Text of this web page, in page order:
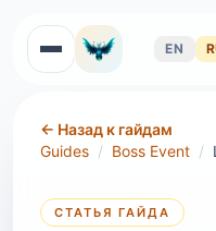
EN
← Назад к гайдам
Guides / Boss Event /
СТАТЬЯ ГАЙДА